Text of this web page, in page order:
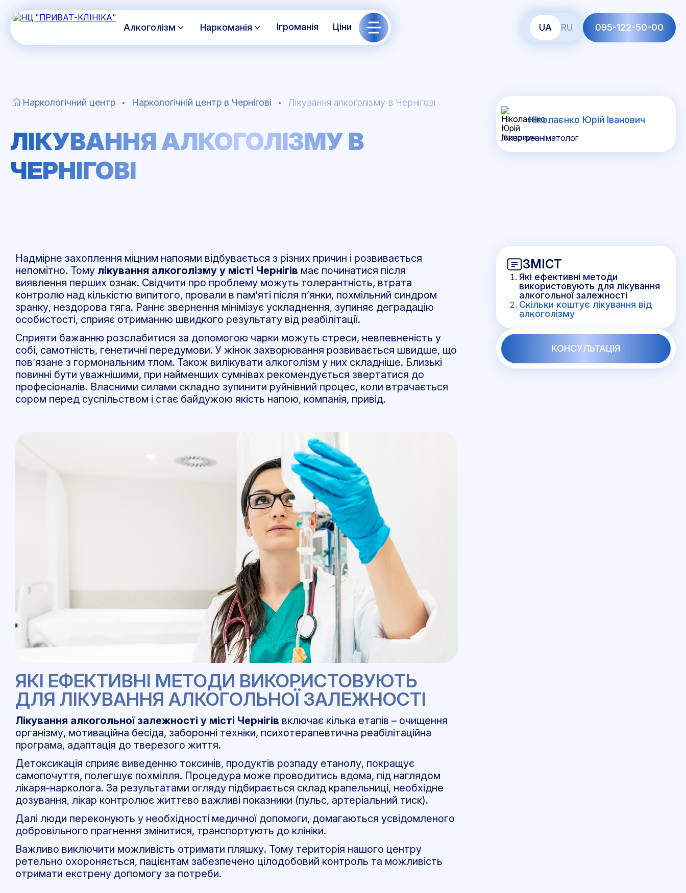
Алкоголізм Наркоманія Ігроманія Ціни RU
UA 095-122-50-00
Наркологічний центр Наркологічній центр в Чернігові Лікування алкоголізму в Чернігові
ЛІКУВАННЯ АЛКОГОЛІЗМУ В
ЧЕРНІГОВІ
Ніколаєнко Юрій Іванович
Лікар-реаніматолог
Надмірне захоплення міцним напоями відбувається з різних причин і розвивається
непомітно. Тому лікування алкоголізму у місті Чернігів має починатися після
виявлення перших ознак. Свідчити про проблему можуть толерантність, втрата
контролю над кількістю випитого, провали в пам’яті після п’янки, похмільний синдром
зранку, нездорова тяга. Раннє звернення мінімізує ускладнення, зупиняє деградацію
особистості, сприяє отриманню швидкого результату від реабілітації.
Сприяти бажанню розслабитися за допомогою чарки можуть стреси, невпевненість у
собі, самотність, генетичні передумови. У жінок захворювання розвивається швидше, що
пов’язане з гормональним тлом. Також вилікувати алкоголізм у них складніше. Близькі
повинні бути уважнішими, при найменших сумнівах рекомендується звертатися до
професіоналів. Власними силами складно зупинити руйнівний процес, коли втрачається
сором перед суспільством і стає байдужою якість напою, компанія, привід.
ЯКІ ЕФЕКТИВНІ МЕТОДИ ВИКОРИСТОВУЮТЬ
ДЛЯ ЛІКУВАННЯ АЛКОГОЛЬНОЇ ЗАЛЕЖНОСТІ
Лікування алкогольної залежності у місті Чернігів включає кілька етапів – очищення
організму, мотиваційна бесіда, заборонні техніки, психотерапевтична реабілітаційна
програма, адаптація до тверезого життя.
Детоксикація сприяє виведенню токсинів, продуктів розпаду етанолу, покращує
самопочуття, полегшує похмілля. Процедура може проводитись вдома, під наглядом
лікаря-нарколога. За результатами огляду підбирається склад крапельниці, необхідне
дозування, лікар контролює життєво важливі показники (пульс, артеріальний тиск).
Далі люди переконують у необхідності медичної допомоги, домагаються усвідомленого
добровільного прагнення змінитися, транспортують до клініки.
Важливо виключити можливість отримати пляшку. Тому територія нашого центру
ретельно охороняється, пацієнтам забезпечено цілодобовий контроль та можливість
отримати екстрену допомогу за потреби.
ЗМІСТ
Які ефективні методи
використовують для лікування
алкогольної залежності
Скільки коштує лікування від
алкоголізму
КОНСУЛЬТАЦІЯ